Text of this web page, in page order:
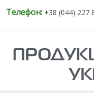
Телефон: +38 (044) 227